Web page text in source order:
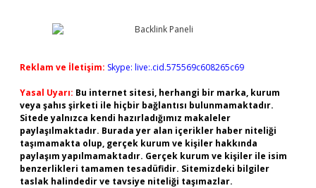
Reklam ve İletişim: Skype: live:.cid.575569c608265c69
Yasal Uyarı: Bu internet sitesi, herhangi bir marka, kurum
veya şahıs şirketi ile hiçbir bağlantısı bulunmamaktadır.
Sitede yalnızca kendi hazırladığımız makaleler
paylaşılmaktadır. Burada yer alan içerikler haber niteliği
taşımamakta olup, gerçek kurum ve kişiler hakkında
paylaşım yapılmamaktadır. Gerçek kurum ve kişiler ile isim
benzerlikleri tamamen tesadüfidir. Sitemizdeki bilgiler
taslak halindedir ve tavsiye niteliği taşımazlar.